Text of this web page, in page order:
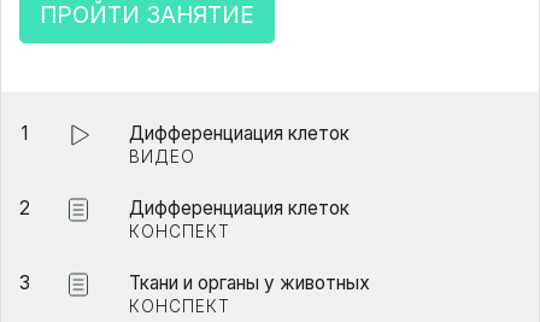
ПРОЙТИ ЗАНЯТИЕ
1 Дифференциация клеток
ВИДЕО
2 Дифференциация клеток
КОНСПЕКТ
3 Ткани и органы у животных
КОНСПЕКТ